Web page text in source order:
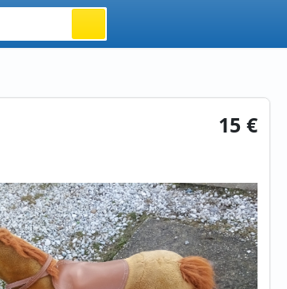
15 €